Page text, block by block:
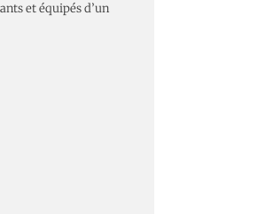
et équipés d’un